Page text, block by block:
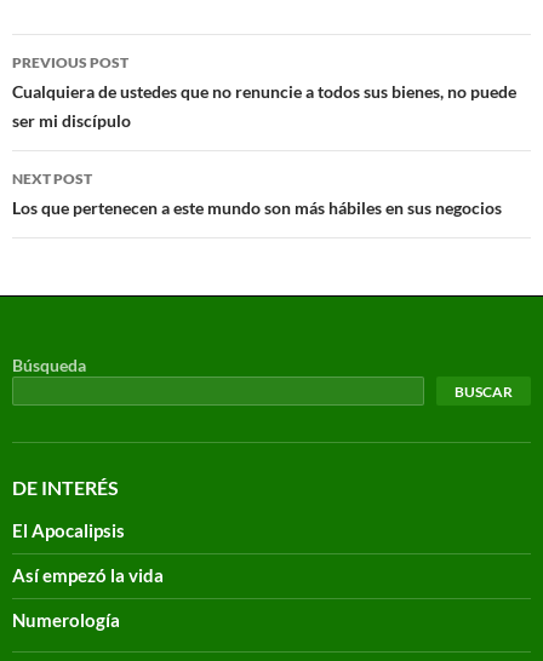
PREVIOUS POST
Cualquiera de ustedes que no renuncie a todos sus bienes, no puede
ser mi discípulo
NEXT POST
Los que pertenecen a este mundo son más hábiles en sus negocios
Búsqueda
BUSCAR
DE INTERÉS
El Apocalipsis
Así empezó la vida
Numerología